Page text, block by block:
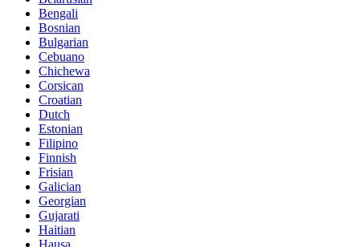
Bengali
Bosnian
Bulgarian
Cebuano
Chichewa
Corsican
Croatian
Dutch
Estonian
Filipino
Finnish
Frisian
Galician
Georgian
Gujarati
Haitian